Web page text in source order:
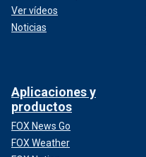
Ver vídeos
Noticias
Aplicaciones y
productos
FOX News Go
FOX Weather